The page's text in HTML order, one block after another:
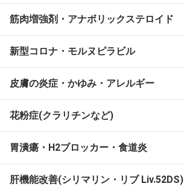
筋肉増強剤・アナボリックステロイド
新型コロナ・モルヌピラビル
皮膚の炎症・かゆみ・アレルギー
花粉症(クラリチンなど)
胃潰瘍・H2ブロッカー・食道炎
肝機能改善(シリマリン・リブ Liv.52DS)